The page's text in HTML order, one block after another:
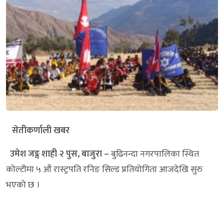
सेतीकर्णाली खबर
उमेश जङ्ग शाही २ पुस, बाजुरा –बुढिनन्दा नगरपालिका स्थित
कोल्टीमा ५ औं रास्ट्रपति रनिङ सिल्ड प्रतियोगिता आजदेखि सुरु
भएको छ ।